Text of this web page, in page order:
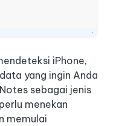
iPhone,
yang ingin Anda
sebagai jenis
menekan
memulai